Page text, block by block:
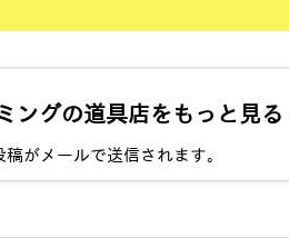
ングの道具店をもっと見る
がメールで送信されます。